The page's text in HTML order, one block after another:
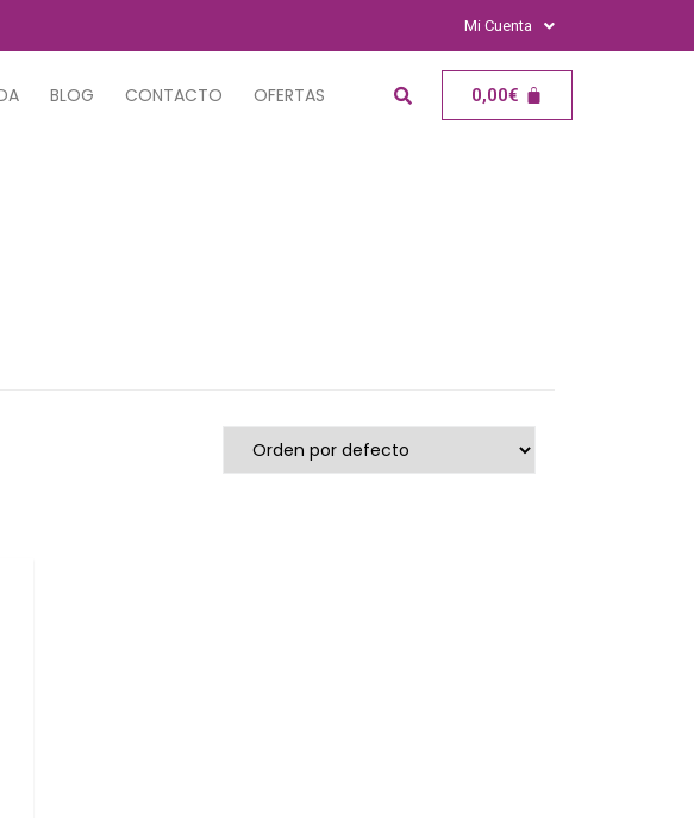
Mi Cuenta
BLOG CONTACTO OFERTAS 0,00€